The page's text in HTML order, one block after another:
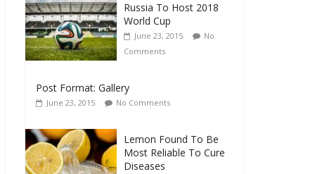
Russia To Host 2018
World Cup
June 23, 2015
No
Comments
Post Format: Gallery
June 23, 2015 No Comments
Lemon Found To Be
Most Reliable To Cure
Diseases